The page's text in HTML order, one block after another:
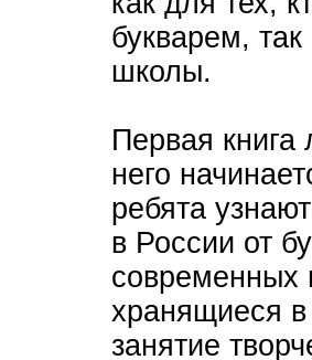
букварем,
школы.
Первая
него
ребята
в России от
современных
хранящиеся
занятие